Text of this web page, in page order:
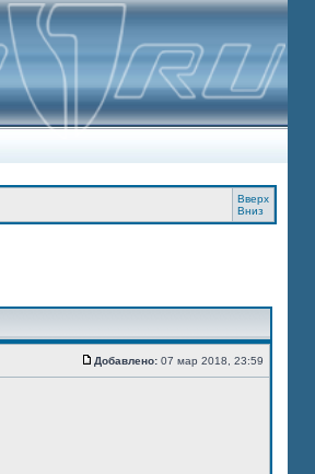
Вверх
Вниз
Добавлено: 07 мар 2018, 23:59